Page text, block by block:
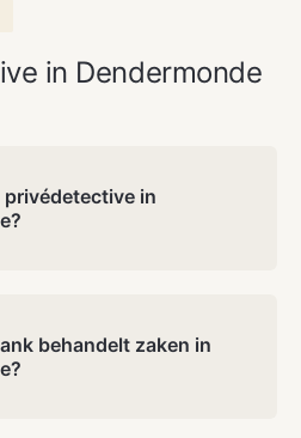
in Dendermonde
in
bespreken wij uw
u een transparante
behandelt zaken in